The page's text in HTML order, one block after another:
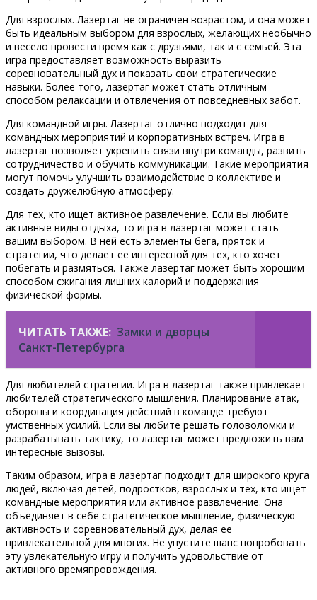
Для взрослых. Лазертаг не ограничен возрастом, и она может
быть идеальным выбором для взрослых, желающих необычно
и весело провести время как с друзьями, так и с семьей. Эта
игра предоставляет возможность выразить
соревновательный дух и показать свои стратегические
навыки. Более того, лазертаг может стать отличным
способом релаксации и отвлечения от повседневных забот.
Для командной игры. Лазертаг отлично подходит для
командных мероприятий и корпоративных встреч. Игра в
лазертаг позволяет укрепить связи внутри команды, развить
сотрудничество и обучить коммуникации. Такие мероприятия
могут помочь улучшить взаимодействие в коллективе и
создать дружелюбную атмосферу.
Для тех, кто ищет активное развлечение. Если вы любите
активные виды отдыха, то игра в лазертаг может стать
вашим выбором. В ней есть элементы бега, пряток и
стратегии, что делает ее интересной для тех, кто хочет
побегать и размяться. Также лазертаг может быть хорошим
способом сжигания лишних калорий и поддержания
физической формы.
ЧИТАТЬ ТАКЖЕ: Замки и дворцы
Санкт-Петербурга
Для любителей стратегии. Игра в лазертаг также привлекает
любителей стратегического мышления. Планирование атак,
обороны и координация действий в команде требуют
умственных усилий. Если вы любите решать головоломки и
разрабатывать тактику, то лазертаг может предложить вам
интересные вызовы.
Таким образом, игра в лазертаг подходит для широкого круга
людей, включая детей, подростков, взрослых и тех, кто ищет
командные мероприятия или активное развлечение. Она
объединяет в себе стратегическое мышление, физическую
активность и соревновательный дух, делая ее
привлекательной для многих. Не упустите шанс попробовать
эту увлекательную игру и получить удовольствие от
активного времяпровождения.